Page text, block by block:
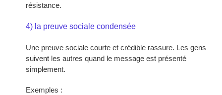
résistance.
4) la preuve sociale condensée
Une preuve sociale courte et crédible rassure. Les gens
suivent les autres quand le message est présenté
simplement.
Exemples :